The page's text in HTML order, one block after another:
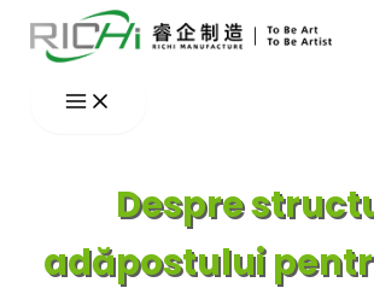
Skip
Despre
adăpostului